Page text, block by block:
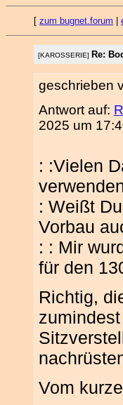
[ zum bugnet.forum
[KAROSSERIE] Re:
geschrieben
Antwort auf:
2025 um
: :Vielen
: Weißt
Vorbau
: : Mir
für den
Richtig,
Vom